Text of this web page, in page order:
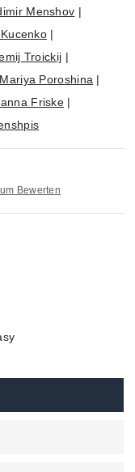
Menshov |
|
Troickij |
Mariya Poroshina |
Friske |
Bewerten